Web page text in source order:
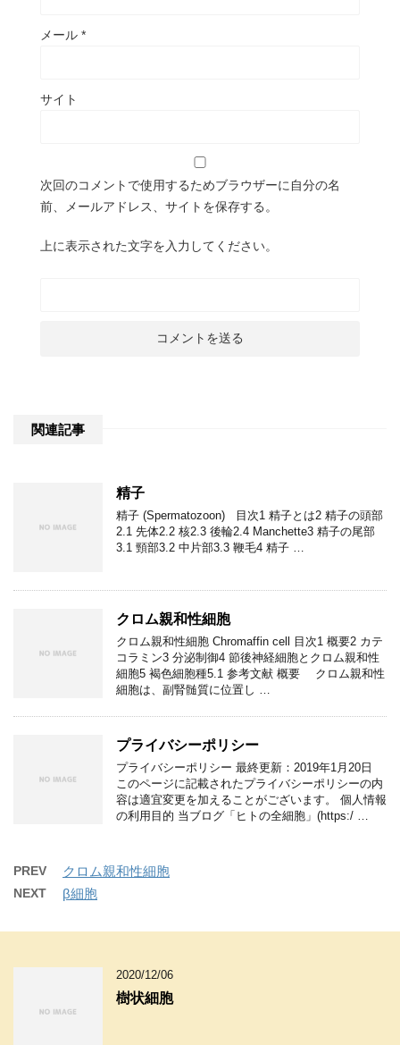
メール *
サイト
次回のコメントで使用するためブラウザーに自分の名
前、メールアドレス、サイトを保存する。
上に表示された文字を入力してください。
関連記事
精子
精子 (Spermatozoon) 目次1 精子とは2 精子の頭部
2.1 先体2.2 核2.3 後輪2.4 Manchette3 精子の尾部
3.1 頸部3.2 中片部3.3 鞭毛4 精子 …
クロム親和性細胞
クロム親和性細胞 Chromaffin cell 目次1 概要2 カテ
コラミン3 分泌制御4 節後神経細胞とクロム親和性
細胞5 褐色細胞種5.1 参考文献 概要 クロム親和性
細胞は、副腎髄質に位置し …
プライバシーポリシー
プライバシーポリシー 最終更新：2019年1月20日
このページに記載されたプライバシーポリシーの内
容は適宜変更を加えることがございます。 個人情報
の利用目的 当ブログ「ヒトの全細胞」(https:/ …
PREV クロム親和性細胞
NEXT β細胞
2020/12/06
樹状細胞